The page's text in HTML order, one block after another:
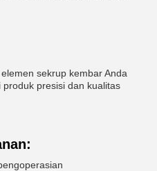
sekrup kembar Anda
presisi dan kualitas